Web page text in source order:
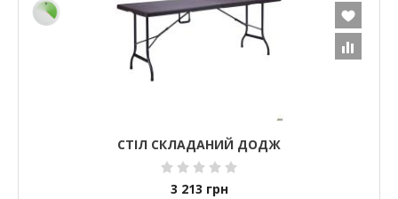
СТІЛ СКЛАДАНИЙ ДОДЖ
3 213 грн